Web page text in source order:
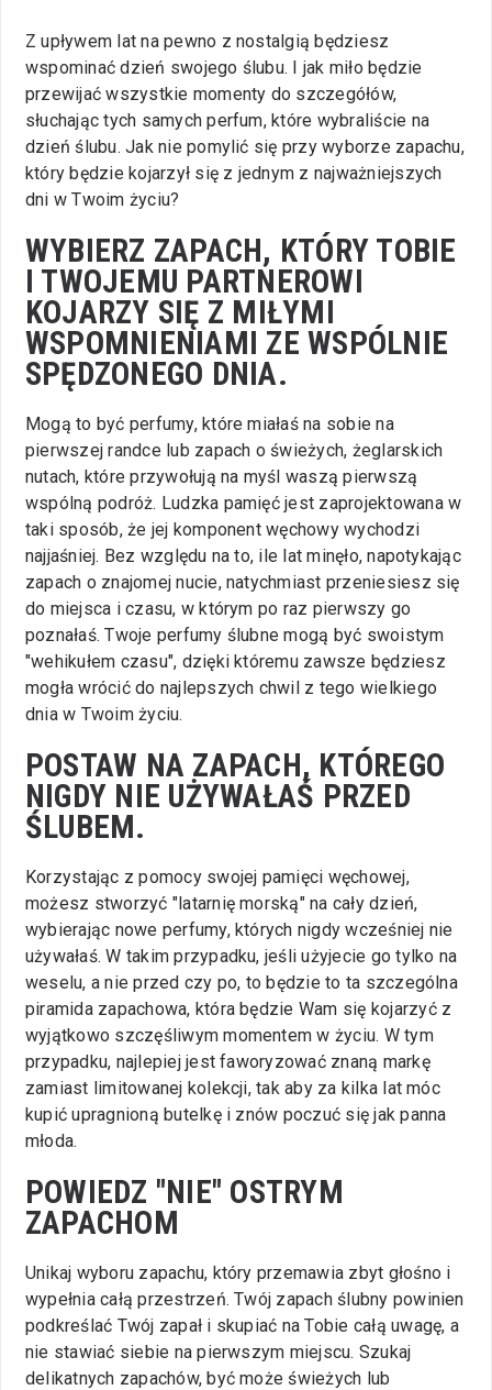
Z upływem lat na pewno z nostalgią będziesz
wspominać dzień swojego ślubu. I jak miło będzie
przewijać wszystkie momenty do szczegółów,
słuchając tych samych perfum, które wybraliście na
dzień ślubu. Jak nie pomylić się przy wyborze zapachu,
który będzie kojarzył się z jednym z najważniejszych
dni w Twoim życiu?
WYBIERZ ZAPACH, KTÓRY TOBIE
I TWOJEMU PARTNEROWI
KOJARZY SIĘ Z MIŁYMI
WSPOMNIENIAMI ZE WSPÓLNIE
SPĘDZONEGO DNIA.
Mogą to być perfumy, które miałaś na sobie na
pierwszej randce lub zapach o świeżych, żeglarskich
nutach, które przywołują na myśl waszą pierwszą
wspólną podróż. Ludzka pamięć jest zaprojektowana w
taki sposób, że jej komponent węchowy wychodzi
najjaśniej. Bez względu na to, ile lat minęło, napotykając
zapach o znajomej nucie, natychmiast przeniesiesz się
do miejsca i czasu, w którym po raz pierwszy go
poznałaś. Twoje perfumy ślubne mogą być swoistym
"wehikułem czasu", dzięki któremu zawsze będziesz
mogła wrócić do najlepszych chwil z tego wielkiego
dnia w Twoim życiu.
POSTAW NA ZAPACH, KTÓREGO
NIGDY NIE UŻYWAŁAŚ PRZED
ŚLUBEM.
Korzystając z pomocy swojej pamięci węchowej,
możesz stworzyć "latarnię morską" na cały dzień,
wybierając nowe perfumy, których nigdy wcześniej nie
używałaś. W takim przypadku, jeśli użyjecie go tylko na
weselu, a nie przed czy po, to będzie to ta szczególna
piramida zapachowa, która będzie Wam się kojarzyć z
wyjątkowo szczęśliwym momentem w życiu. W tym
przypadku, najlepiej jest faworyzować znaną markę
zamiast limitowanej kolekcji, tak aby za kilka lat móc
kupić upragnioną butelkę i znów poczuć się jak panna
młoda.
POWIEDZ "NIE" OSTRYM
ZAPACHOM
Unikaj wyboru zapachu, który przemawia zbyt głośno i
wypełnia całą przestrzeń. Twój zapach ślubny powinien
podkreślać Twój zapał i skupiać na Tobie całą uwagę, a
nie stawiać siebie na pierwszym miejscu. Szukaj
delikatnych zapachów, być może świeżych lub